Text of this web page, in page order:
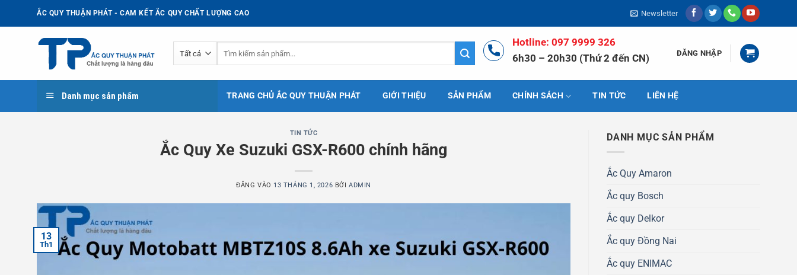
ẮC QUY THUẬN PHÁT - CAM KẾT ẮC QUY CHẤT LƯỢNG CAO Newsletter
kiếm:
Hotline: 097 9999 326
6h30 – 20h30 (Thứ 2 đến CN)
ĐĂNG NHẬP
Danh mục sản phẩm TRANG CHỦ ẮC QUY THUẬN PHÁT GIỚI THIỆU SẢN PHẨM CHÍNH SÁCH TIN TỨC LIÊN HỆ
TIN TỨC
Ắc Quy Xe Suzuki GSX-R600 chính hãng
ĐĂNG VÀO 13 THÁNG 1, 2026 BỞI ADMIN
13
Th1
DANH MỤC SẢN PHẨM
Ắc Quy Amaron
Ắc quy Bosch
Ắc quy Delkor
Ắc quy Đồng Nai
Ắc quy ENIMAC